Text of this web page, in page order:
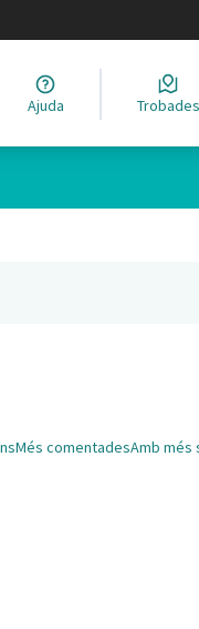
Elegir el idioma
Ajuda Trobades
Més comentadesAmb més